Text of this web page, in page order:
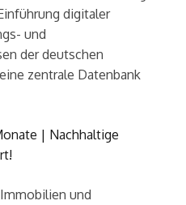
digitaler
und
der deutschen
zentrale Datenbank
| Nachhaltige
und